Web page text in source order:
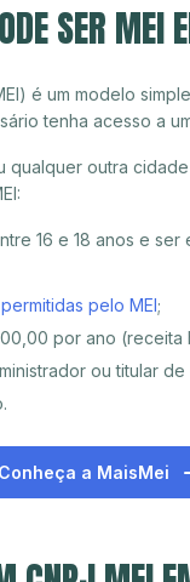
SER MEI
é um modelo
tenha acesso a
qualquer outra
16 e 18 anos e ser
pelo MEI;
por ano (receita
ou titular de
Conheça a MaisMei